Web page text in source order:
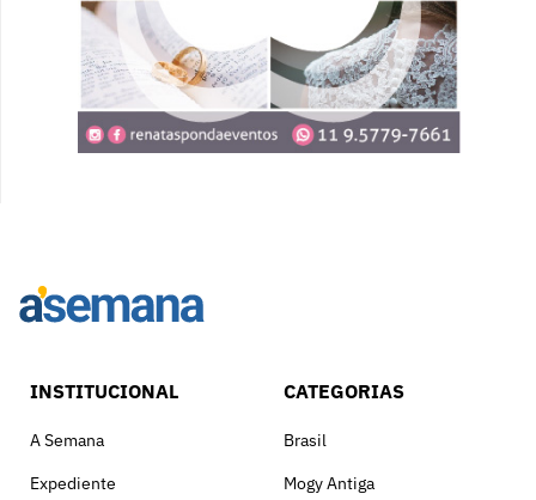
INSTITUCIONAL
A Semana
Expediente
CATEGORIAS
Brasil
Mogy Antiga